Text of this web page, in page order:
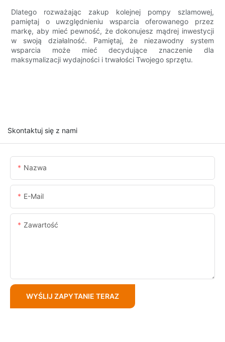
Dlatego rozważając zakup kolejnej pompy szlamowej,
pamiętaj o uwzględnieniu wsparcia oferowanego przez
markę, aby mieć pewność, że dokonujesz mądrej inwestycji
w swoją działalność. Pamiętaj, że niezawodny system
wsparcia może mieć decydujące znaczenie dla
maksymalizacji wydajności i trwałości Twojego sprzętu.
Skontaktuj się z nami
Nazwa
E-Mail
Zawartość
WYŚLIJ ZAPYTANIE TERAZ